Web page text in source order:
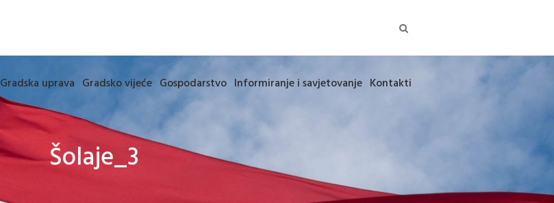
Gradska uprava Gradsko vijeće Gospodarstvo Informiranje i savjetovanje Kontakti
Šolaje_3